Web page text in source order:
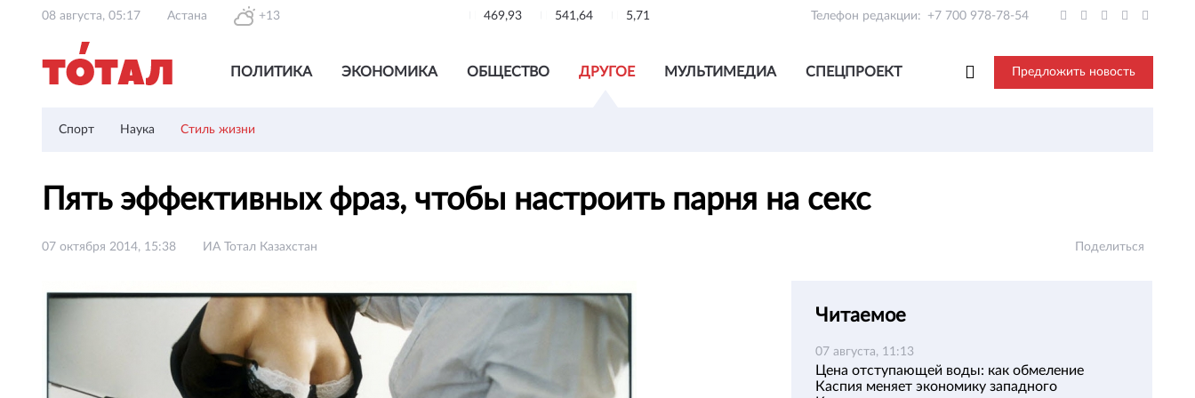
08 августа, 05:17 Астана +13 469,93 541,64 5,71 Телефон редакции: +7 700 978-78-54
ПОЛИТИКА ЭКОНОМИКА ОБЩЕСТВО ДРУГОЕ МУЛЬТИМЕДИА СПЕЦПРОЕКТ Предложить новость
Спорт Наука Стиль жизни
Пять эффективных фраз, чтобы настроить парня на секс
07 октября 2014, 15:38 ИА Тотал Казахстан Поделиться
Читаемое
07 августа, 11:13
Цена отступающей воды: как обмеление
Каспия меняет экономику западного